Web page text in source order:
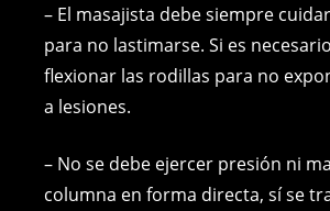
– El masajista debe siempre
para no lastimarse. Si es
flexionar las rodillas para no
a lesiones.
– No se debe ejercer presión ni
columna en forma directa, sí se